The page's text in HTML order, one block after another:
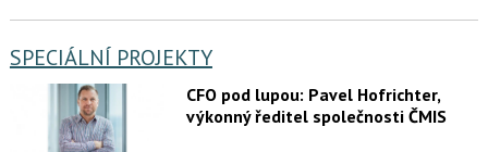
SPECIÁLNÍ PROJEKTY
CFO pod lupou: Pavel Hofrichter,
výkonný ředitel společnosti ČMIS